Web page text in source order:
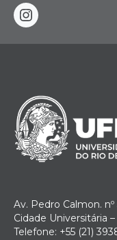
instagram
Av. Pedro Calmon.
Cidade Universitária
Telefone: +55 (21)